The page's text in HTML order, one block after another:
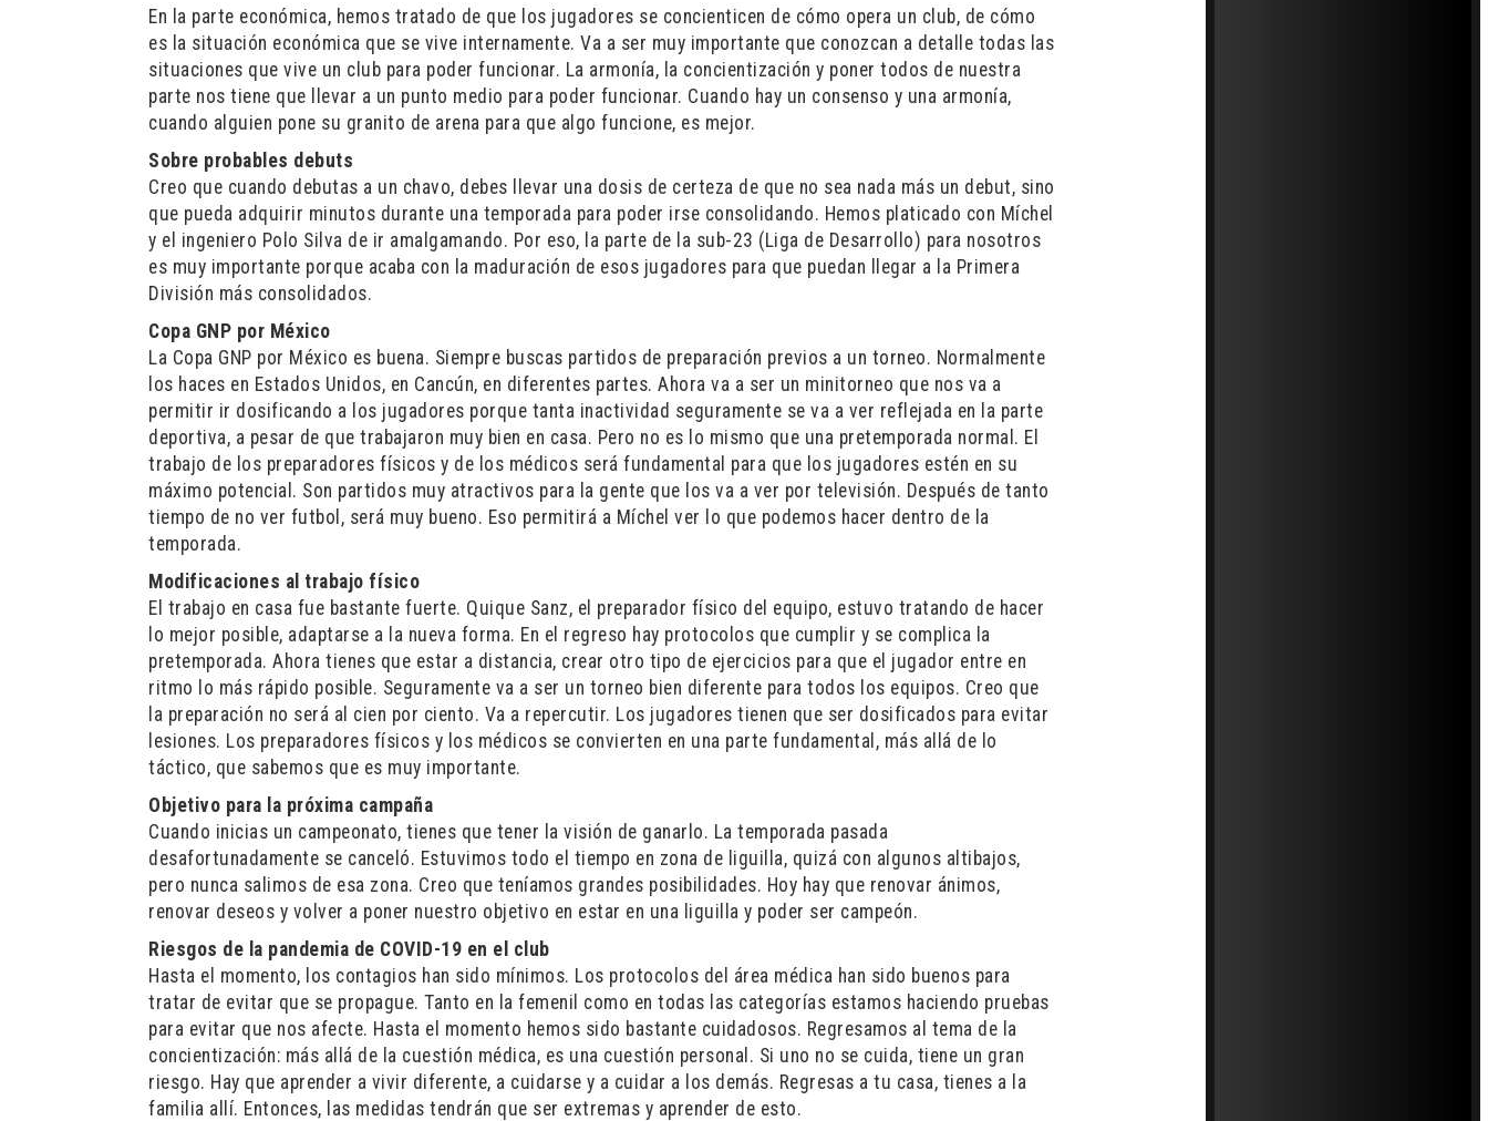
En la parte económica, hemos tratado de que los jugadores se concienticen de cómo opera un club, de cómo
es la situación económica que se vive internamente. Va a ser muy importante que conozcan a detalle todas las
situaciones que vive un club para poder funcionar. La armonía, la concientización y poner todos de nuestra
parte nos tiene que llevar a un punto medio para poder funcionar. Cuando hay un consenso y una armonía,
cuando alguien pone su granito de arena para que algo funcione, es mejor.
Sobre probables debuts
Creo que cuando debutas a un chavo, debes llevar una dosis de certeza de que no sea nada más un debut, sino
que pueda adquirir minutos durante una temporada para poder irse consolidando. Hemos platicado con Míchel
y el ingeniero Polo Silva de ir amalgamando. Por eso, la parte de la sub-23 (Liga de Desarrollo) para nosotros
es muy importante porque acaba con la maduración de esos jugadores para que puedan llegar a la Primera
División más consolidados.
Copa GNP por México
La Copa GNP por México es buena. Siempre buscas partidos de preparación previos a un torneo. Normalmente
los haces en Estados Unidos, en Cancún, en diferentes partes. Ahora va a ser un minitorneo que nos va a
permitir ir dosificando a los jugadores porque tanta inactividad seguramente se va a ver reflejada en la parte
deportiva, a pesar de que trabajaron muy bien en casa. Pero no es lo mismo que una pretemporada normal. El
trabajo de los preparadores físicos y de los médicos será fundamental para que los jugadores estén en su
máximo potencial. Son partidos muy atractivos para la gente que los va a ver por televisión. Después de tanto
tiempo de no ver futbol, será muy bueno. Eso permitirá a Míchel ver lo que podemos hacer dentro de la
temporada.
Modificaciones al trabajo físico
El trabajo en casa fue bastante fuerte. Quique Sanz, el preparador físico del equipo, estuvo tratando de hacer
lo mejor posible, adaptarse a la nueva forma. En el regreso hay protocolos que cumplir y se complica la
pretemporada. Ahora tienes que estar a distancia, crear otro tipo de ejercicios para que el jugador entre en
ritmo lo más rápido posible. Seguramente va a ser un torneo bien diferente para todos los equipos. Creo que
la preparación no será al cien por ciento. Va a repercutir. Los jugadores tienen que ser dosificados para evitar
lesiones. Los preparadores físicos y los médicos se convierten en una parte fundamental, más allá de lo
táctico, que sabemos que es muy importante.
Objetivo para la próxima campaña
Cuando inicias un campeonato, tienes que tener la visión de ganarlo. La temporada pasada
desafortunadamente se canceló. Estuvimos todo el tiempo en zona de liguilla, quizá con algunos altibajos,
pero nunca salimos de esa zona. Creo que teníamos grandes posibilidades. Hoy hay que renovar ánimos,
renovar deseos y volver a poner nuestro objetivo en estar en una liguilla y poder ser campeón.
Riesgos de la pandemia de COVID-19 en el club
Hasta el momento, los contagios han sido mínimos. Los protocolos del área médica han sido buenos para
tratar de evitar que se propague. Tanto en la femenil como en todas las categorías estamos haciendo pruebas
para evitar que nos afecte. Hasta el momento hemos sido bastante cuidadosos. Regresamos al tema de la
concientización: más allá de la cuestión médica, es una cuestión personal. Si uno no se cuida, tiene un gran
riesgo. Hay que aprender a vivir diferente, a cuidarse y a cuidar a los demás. Regresas a tu casa, tienes a la
familia allí. Entonces, las medidas tendrán que ser extremas y aprender de esto.